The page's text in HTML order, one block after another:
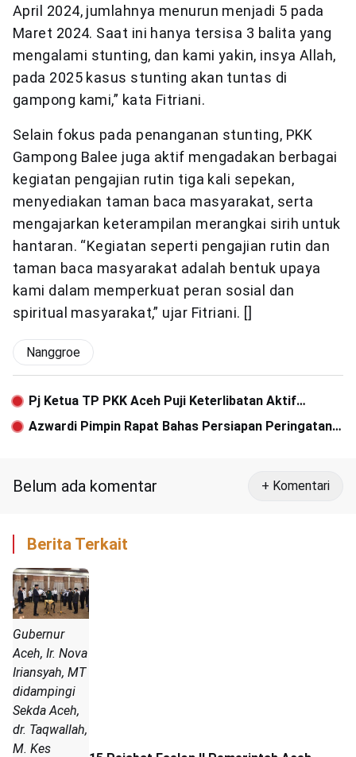
April 2024, jumlahnya menurun menjadi 5 pada
Maret 2024. Saat ini hanya tersisa 3 balita yang
mengalami stunting, dan kami yakin, insya Allah,
pada 2025 kasus stunting akan tuntas di
gampong kami,” kata Fitriani.
Selain fokus pada penanganan stunting, PKK
Gampong Balee juga aktif mengadakan berbagai
kegiatan pengajian rutin tiga kali sepekan,
menyediakan taman baca masyarakat, serta
mengajarkan keterampilan merangkai sirih untuk
hantaran. “Kegiatan seperti pengajian rutin dan
taman baca masyarakat adalah bentuk upaya
kami dalam memperkuat peran sosial dan
spiritual masyarakat,” ujar Fitriani. []
Nanggroe
Pj Ketua TP PKK Aceh Puji Keterlibatan Aktif
Masyarakat Sukseskan Program PKK di Bireuen
Azwardi Pimpin Rapat Bahas Persiapan Peringatan
Belum ada komentar + Komentari
Berita Terkait
Gubernur
Aceh, Ir. Nova
Iriansyah, MT
didampingi
Sekda Aceh,
dr. Taqwallah,
M. Kes